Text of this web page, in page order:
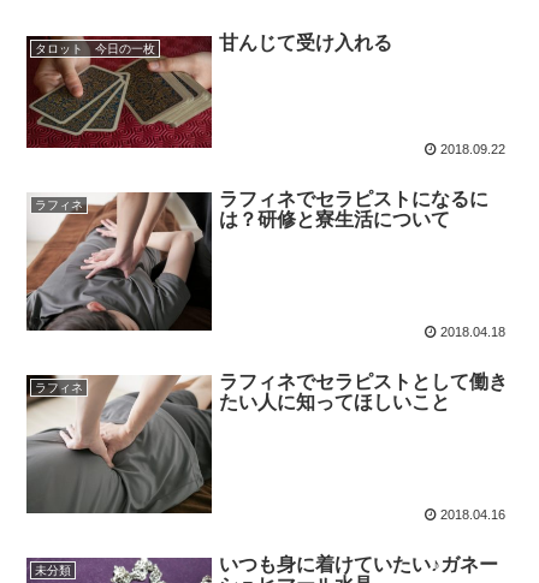
タロット 今日の一枚 甘んじて受け入れる
2018.09.22
ラフィネ
ラフィネでセラピストになるに
は？研修と寮生活について
2018.04.18
ラフィネ
ラフィネでセラピストとして働き
たい人に知ってほしいこと
2018.04.16
未分類
いつも身に着けていたい♪ガネー